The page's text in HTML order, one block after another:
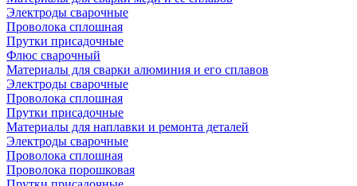
Электроды сварочные
Проволока сплошная
Прутки присадочные
Флюс сварочный
Материалы для сварки алюминия и его сплавов
Электроды сварочные
Проволока сплошная
Прутки присадочные
Материалы для наплавки и ремонта деталей
Электроды сварочные
Проволока сплошная
Проволока порошковая